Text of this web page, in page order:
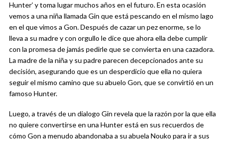
Hunter’ y toma lugar muchos años en el futuro. En esta ocasión
vemos a una niña llamada Gin que está pescando en el mismo lago
en el que vimos a Gon. Después de cazar un pez enorme, se lo
lleva a su madre y con orgullo le dice que ahora ella debe cumplir
con la promesa de jamás pedirle que se convierta en una cazadora.
La madre de la niña y su padre parecen decepcionados ante su
decisión, asegurando que es un desperdicio que ella no quiera
seguir el mismo camino que su abuelo Gon, que se convirtió en un
famoso Hunter.
Luego, a través de un dialogo Gin revela que la razón por la que ella
no quiere convertirse en una Hunter está en sus recuerdos de
cómo Gon a menudo abandonaba a su abuela Nouko para ir a sus